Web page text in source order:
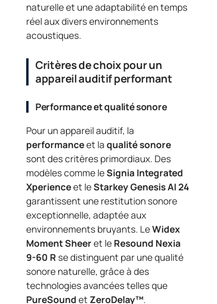
naturelle et une adaptabilité en temps
réel aux divers environnements
acoustiques.
Critères de choix pour un
appareil auditif performant
Performance et qualité sonore
Pour un appareil auditif, la
performanceet laqualité sonore
sont des critères primordiaux. Des
modèles comme leSignia Integrated
Xperienceet leStarkey Genesis AI 24
garantissent une restitution sonore
exceptionnelle, adaptée aux
environnements bruyants. LeWidex
Moment Sheeret leResound Nexia
9-60 R se distinguent par une qualité
sonore naturelle, grâce à des
technologies avancées telles que
PureSoundet ZeroDelay™.